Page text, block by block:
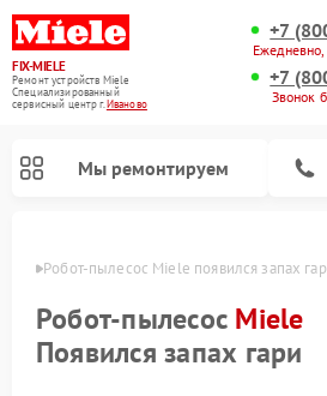
FIX-MIELE
Ремонт устройств Miele
Специализированный
cервисный центр г.Иваново
+7
+7
Звонок
Мы ремонтируем
Робот-пылесос Miele появился запах
Робот-пылесос Miele
Появился запах гари